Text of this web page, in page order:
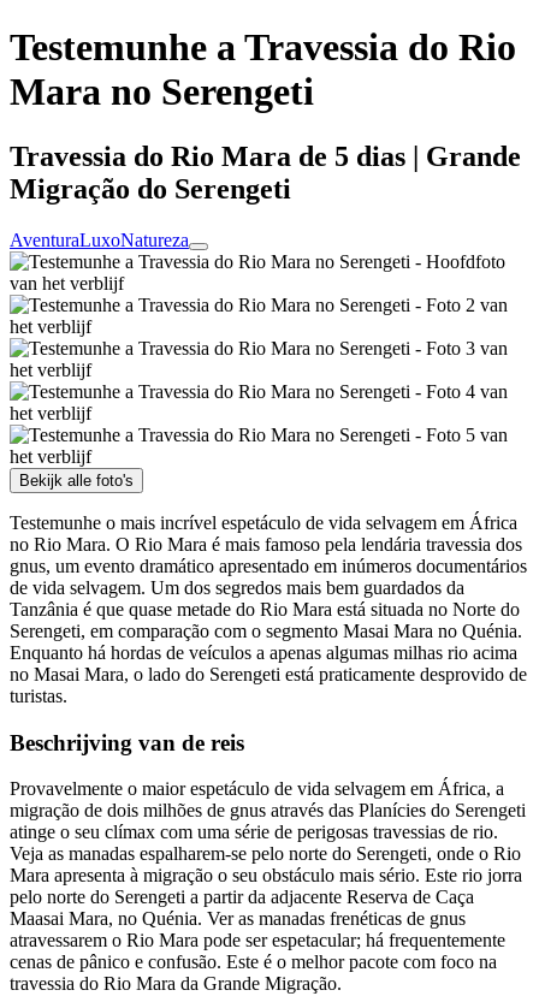
Testemunhe a Travessia do Rio
Mara no Serengeti
Travessia do Rio Mara de 5 dias | Grande
Migração do Serengeti
AventuraLuxoNatureza
Bekijk alle foto's
Testemunhe o mais incrível espetáculo de vida selvagem em África
no Rio Mara. O Rio Mara é mais famoso pela lendária travessia dos
gnus, um evento dramático apresentado em inúmeros documentários
de vida selvagem. Um dos segredos mais bem guardados da
Tanzânia é que quase metade do Rio Mara está situada no Norte do
Serengeti, em comparação com o segmento Masai Mara no Quénia.
Enquanto há hordas de veículos a apenas algumas milhas rio acima
no Masai Mara, o lado do Serengeti está praticamente desprovido de
turistas.
Beschrijving van de reis
Provavelmente o maior espetáculo de vida selvagem em África, a
migração de dois milhões de gnus através das Planícies do Serengeti
atinge o seu clímax com uma série de perigosas travessias de rio.
Veja as manadas espalharem-se pelo norte do Serengeti, onde o Rio
Mara apresenta à migração o seu obstáculo mais sério. Este rio jorra
pelo norte do Serengeti a partir da adjacente Reserva de Caça
Maasai Mara, no Quénia. Ver as manadas frenéticas de gnus
atravessarem o Rio Mara pode ser espetacular; há frequentemente
cenas de pânico e confusão. Este é o melhor pacote com foco na
travessia do Rio Mara da Grande Migração.